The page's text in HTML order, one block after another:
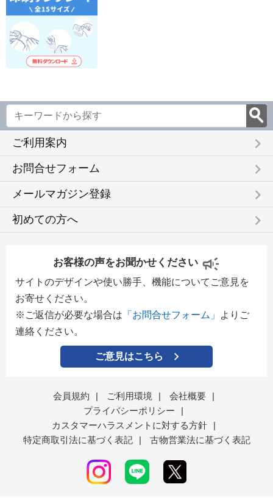
ご利用案内 keyboard_arrow_right
お問合せフォーム keyboard_arrow_right
メールマガジン登録 keyboard_arrow_right
初めての方へ keyboard_arrow_right
お客様の声をお聞かせください
サイトのデザインや使い勝手、機能についてご意見を
お寄せください。
※ご返信が必要な場合は 「お問合せフォーム」
よりご
連絡ください。
ご意見はこちら
会員規約 | ご利用環境 | 会社概要
|
プライバシーポリシー
|
カスタマーハラスメントに対する方針
|
特定商取引法に基づく表記
| 古物営業法に基づく表記